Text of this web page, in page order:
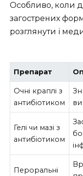
Особливо, коли
загострених
розглянути і
Препарат
Очні краплі з
антибіотиком
Гелі чи мазі з
антибіотиком
Пероральні